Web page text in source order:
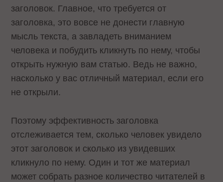
заголовок. Главное, что требуется от
заголовка, это вовсе не донести главную
мысль текста, а завладеть вниманием
человека и побудить кликнуть по нему, чтобы
открыть нужную вам статью. Ведь не важно,
насколько у вас отличный материал, если его
не открыли.
Поэтому эффективность заголовка
отслеживается тем, сколько человек увидело
этот заголовок и сколько из увидевших
кликнуло по нему. Один и тот же материал
может собрать разное количество читателей в